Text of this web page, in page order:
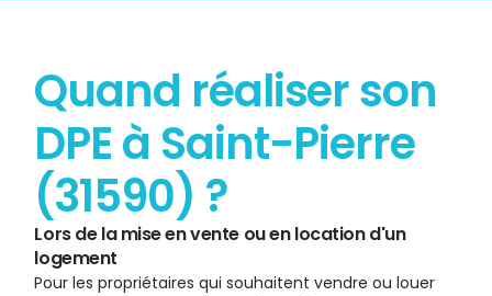
Quand réaliser son
DPE à Saint-Pierre
(31590) ?
Lors de la mise en vente ou en location d'un
logement
Pour les propriétaires qui souhaitent vendre ou louer